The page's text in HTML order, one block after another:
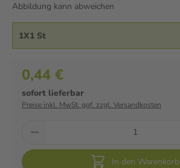
Abbildung kann abweichen
1X1 St
0,44 €
sofort lieferbar
Preise inkl. MwSt. ggf. zzgl. Versandkosten
In den Warenkorb